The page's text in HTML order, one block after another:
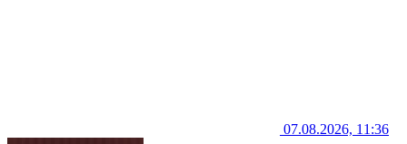
07.08.2026, 11:36